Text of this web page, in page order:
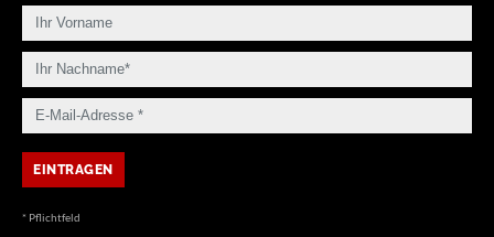
* Pflichtfeld